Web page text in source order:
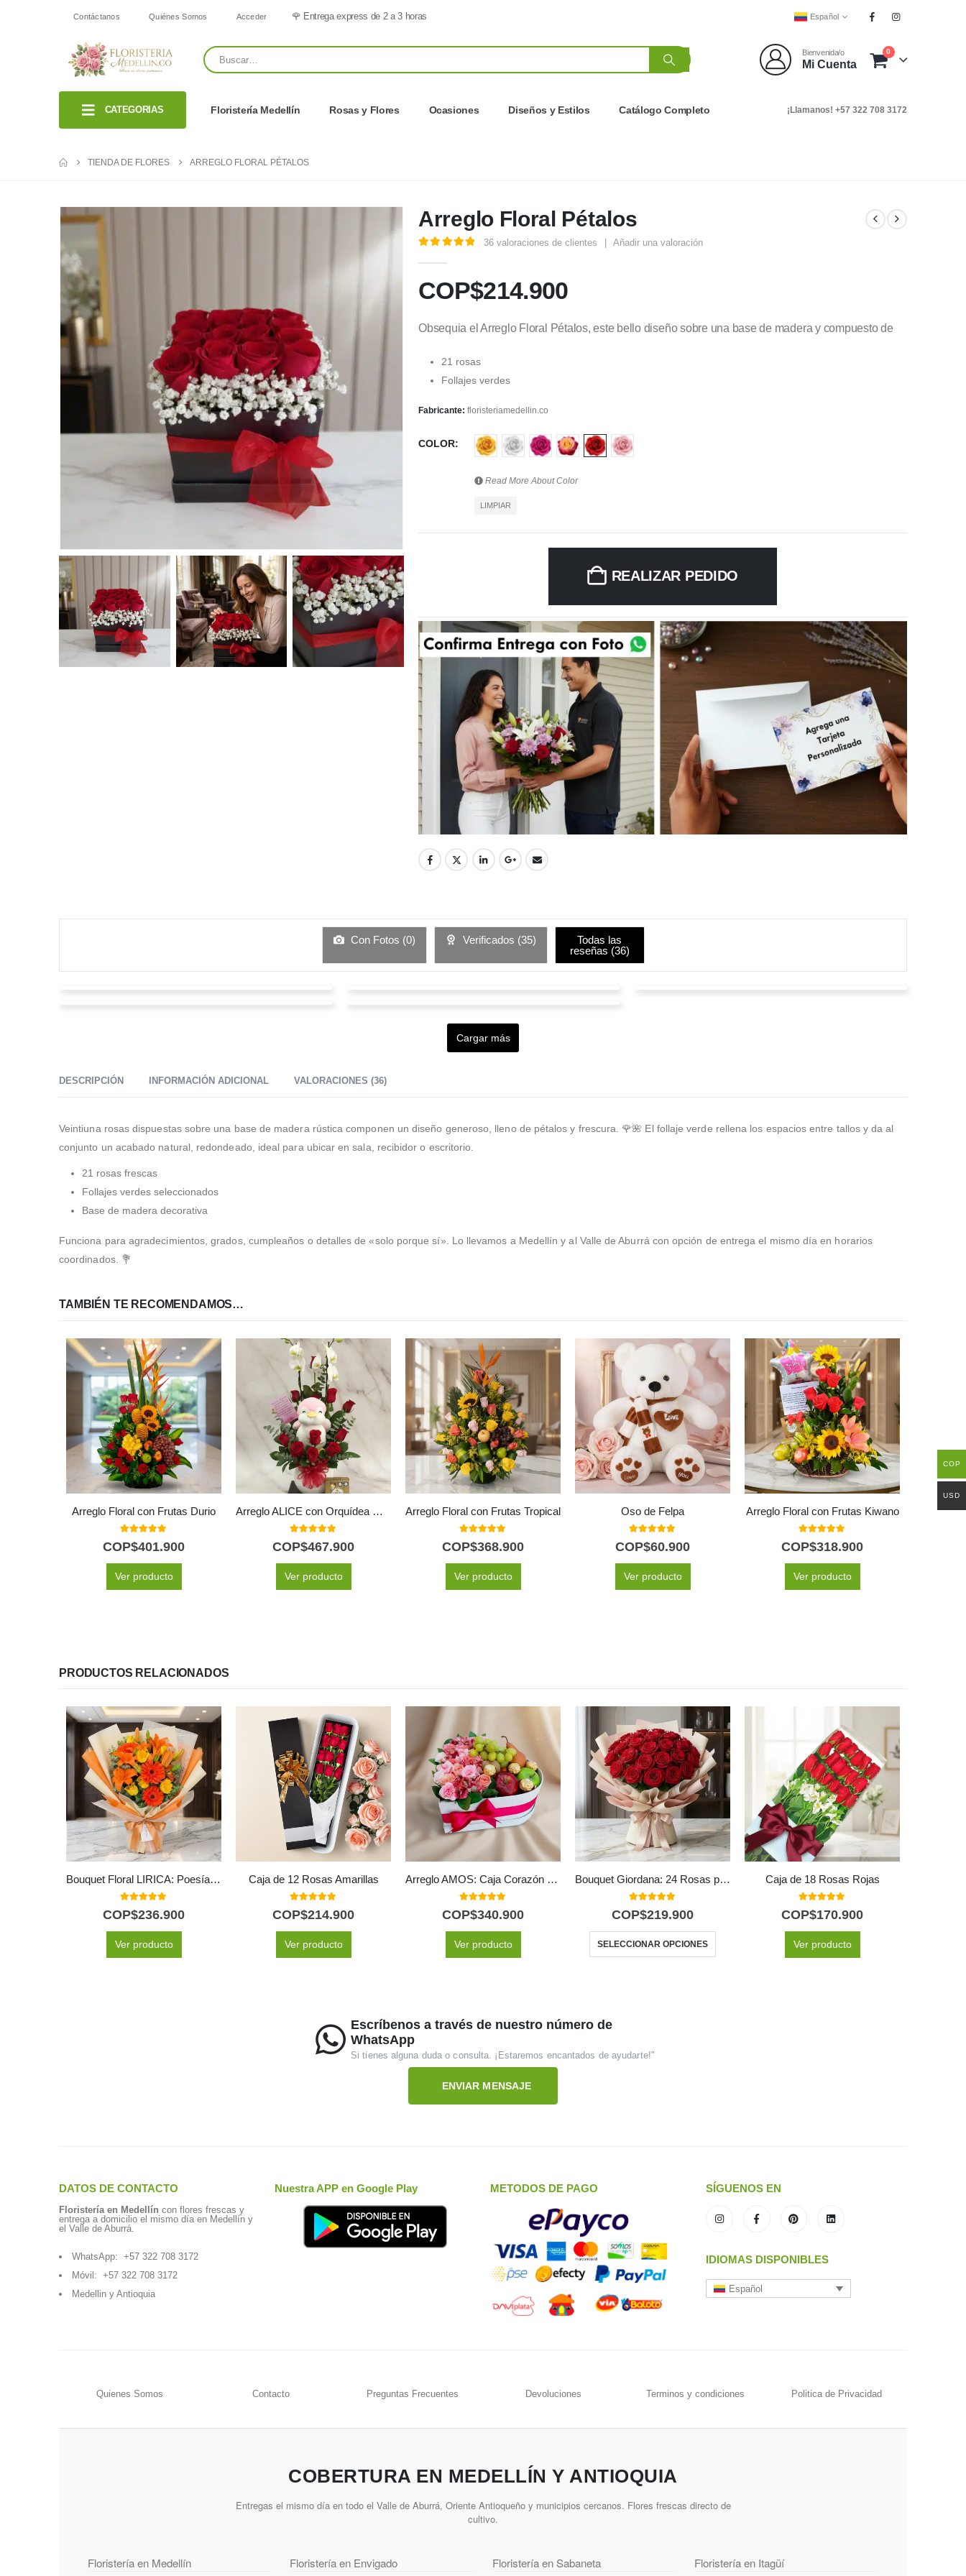
Contáctanos Quiénes Somos Acceder 🌹 Entrega express de 2 a 3 horas Español
Bienvenida/o
Mi Cuenta
0
CATEGORIAS Floristería Medellín Rosas y Flores Ocasiones Diseños y Estilos Catálogo Completo ¡Llamanos! +57 322 708 3172
TIENDA DE FLORES ARREGLO FLORAL PÉTALOS
Arreglo Floral Pétalos
36 valoraciones de clientes Añadir una valoración
COP$214.900
Obsequia el Arreglo Floral Pétalos, este bello diseño sobre una base de madera y compuesto de
21 rosas
Follajes verdes
Fabricante: floristeriamedellin.co
COLOR
Read More AboutColor
LIMPIAR
REALIZAR PEDIDO
Con Fotos (0) Verificados (35)
Todas las
reseñas (36)
Muy buena atención, oportunidad y buen servicio.
Lo que los diferencia: Si no tienen una variedad te la
pago.
Cargar más
DESCRIPCIÓN INFORMACIÓN ADICIONAL VALORACIONES (36)
Veintiuna rosas dispuestas sobre una base de madera rústica componen un diseño generoso, lleno de pétalos y frescura. 🌹🌺 El follaje verde rellena los espacios entre tallos y da al
conjunto un acabado natural, redondeado, ideal para ubicar en sala, recibidor o escritorio.
21 rosas frescas
Follajes verdes seleccionados
Base de madera decorativa
Funciona para agradecimientos, grados, cumpleaños o detalles de «solo porque sí». Lo llevamos a Medellín y al Valle de Aburrá con opción de entrega el mismo día en horarios
coordinados. 💐
TAMBIÉN TE RECOMENDAMOS…
Arreglo Floral con Frutas Durio
5.00
COP$401.900
Ver producto
Arreglo ALICE con Orquídea Majestuosa, Rosas Rojas y Peluche ⚜️
5.00
COP$467.900
Ver producto
Arreglo Floral con Frutas Tropical
5.00
COP$368.900
Ver producto
Oso de Felpa
5.00out of 5
COP$60.900
Ver producto
Arreglo Floral con Frutas Kiwano
5.00
COP$318.900
Ver producto
PRODUCTOS RELACIONADOS
Bouquet Floral LIRICA: Poesía en Lirios Naranja y Rosas Amarillas 📜
5.00
COP$236.900
Ver producto
Caja de 12 Rosas Amarillas
5.00
COP$214.900
Ver producto
Arreglo AMOS: Caja Corazón de Rosas con Frutas y Ferrero 💝
5.00
COP$340.900
Ver producto
Bouquet Giordana: 24 Rosas para una Ocasión Especial 🌹
5.00
COP$219.900
SELECCIONAR OPCIONES
Caja de 18 Rosas Rojas
5.00
COP$170.900
Ver producto
Escríbenos a través de nuestro número de
WhatsApp
Si tienes alguna duda o consulta. ¡Estaremos encantados de ayudarte!"
ENVIAR MENSAJE
DATOS DE CONTACTO
Floristería en Medellín con flores frescas y
entrega a domicilio el mismo día en Medellín y
el Valle de Aburrá.
WhatsApp: +57 322 708 3172
Móvil: +57 322 708 3172
Medellin y Antioquia
Nuestra APP en Google Play METODOS DE PAGO SÍGUENOS EN
IDIOMAS DISPONIBLES
Español
Quienes Somos Contacto Preguntas Frecuentes Devoluciones Terminos y condiciones Politica de Privacidad
COBERTURA EN MEDELLÍN Y ANTIOQUIA
Entregas el mismo día en todo el Valle de Aburrá, Oriente Antioqueño y municipios cercanos. Flores frescas directo de
cultivo.
Floristería en Medellín Floristería en Envigado Floristería en Sabaneta Floristería en Itagüí
COP
USD